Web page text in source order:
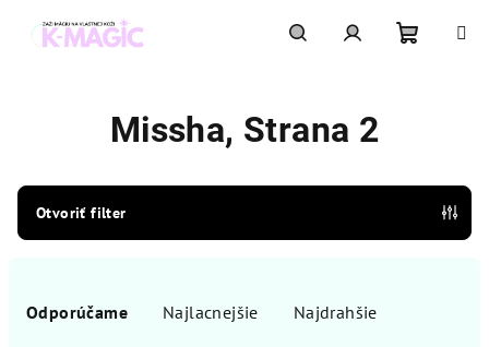
Missha, Strana 2
Otvoriť filter
Odporúčame Najlacnejšie Najdrahšie